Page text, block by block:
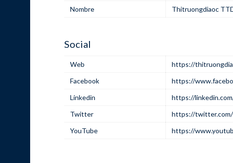
Nombre Thitruongdiaoc
Social
Web
https://
Facebook
https://
Linkedin
https://
Twitter
https://
YouTube
https://